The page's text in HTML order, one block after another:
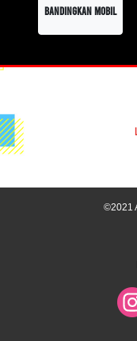
BANDINGKAN MOBIL
©2021